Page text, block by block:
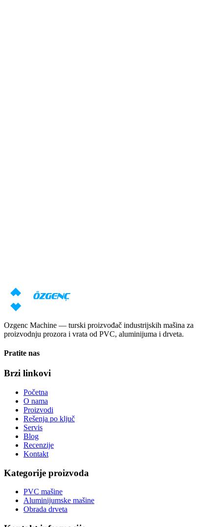
Zatraži cenu Preuzmi katalog
Ozgenc Machine — turski proizvođač industrijskih mašina za
proizvodnju prozora i vrata od PVC, aluminijuma i drveta.
Pratite nas
Brzi linkovi
Početna
O nama
Proizvodi
Rešenja po ključ
Servis
Blog
Recenzije
Kontakt
Kategorije proizvoda
PVC mašine
Aluminijumske mašine
Obrada drveta